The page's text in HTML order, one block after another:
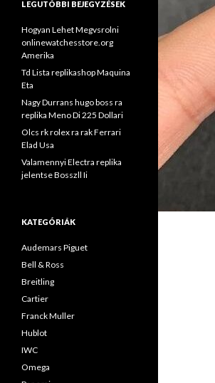
LEGUTÓBBI BEJEGYZÉSEK
Hogyan Lehet Megvsrolni
onlinewatchesstore.org
Amerika
Td Lista replikashop Maquina
Eta
Nagy Durrans hugo boss ra
replika Meno Di 225 Dollari
Olcs rk rolex ra rak Ferrari
Elad Usa
Valamennyi Electra replika
jelentse Bosszll Ii
KATEGÓRIÁK
Audemars Piguet
Bell & Ross
Breitling
Cartier
Franck Muller
Hublot
IWC
Omega